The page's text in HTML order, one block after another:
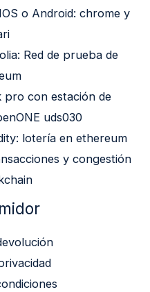
o Android: chrome y
Red de prueba de
pro con estación de
uds030
lotería en ethereum
y congestión